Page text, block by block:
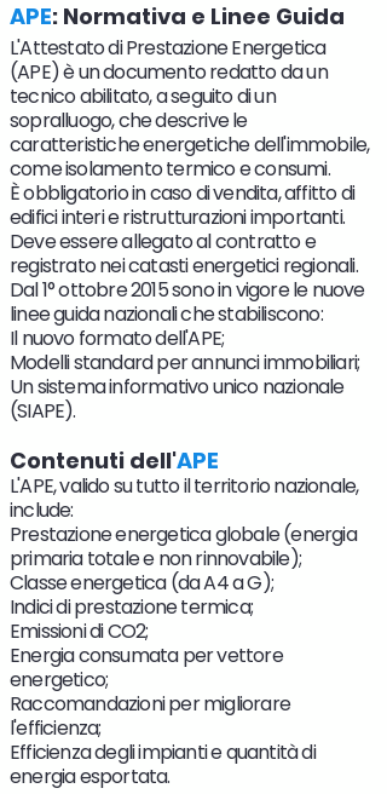
APE: Normativa e Linee Guida
L'Attestato di Prestazione Energetica
(APE) è un documento redatto da un
tecnico abilitato, a seguito di un
sopralluogo, che descrive le
caratteristiche energetiche dell'immobile,
come isolamento termico e consumi.
È obbligatorio in caso di vendita, affitto di
edifici interi e ristrutturazioni importanti.
Deve essere allegato al contratto e
registrato nei catasti energetici regionali.
Dal 1° ottobre 2015 sono in vigore le nuove
linee guida nazionali che stabiliscono:
Il nuovo formato dell'APE;
Modelli standard per annunci immobiliari;
Un sistema informativo unico nazionale
(SIAPE).
Contenuti dell'APE
L'APE, valido su tutto il territorio nazionale,
include:
Prestazione energetica globale (energia
primaria totale e non rinnovabile);
Classe energetica (da A4 a G);
Indici di prestazione termica;
Emissioni di CO2;
Energia consumata per vettore
energetico;
Raccomandazioni per migliorare
l'efficienza;
Efficienza degli impianti e quantità di
energia esportata.